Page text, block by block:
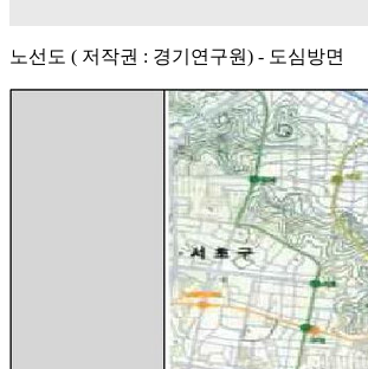
노선도 ( 저작권 : 경기연구원) - 도심방면